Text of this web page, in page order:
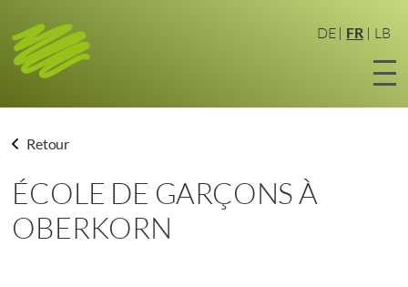
DE FR LB
Retour
ÉCOLE DE GARÇONS À
OBERKORN